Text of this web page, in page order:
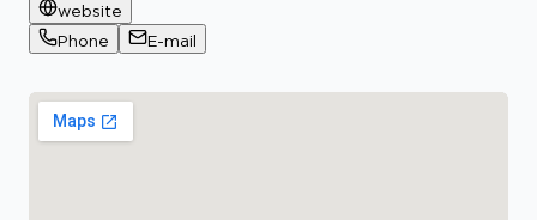
website
Phone
E-mail